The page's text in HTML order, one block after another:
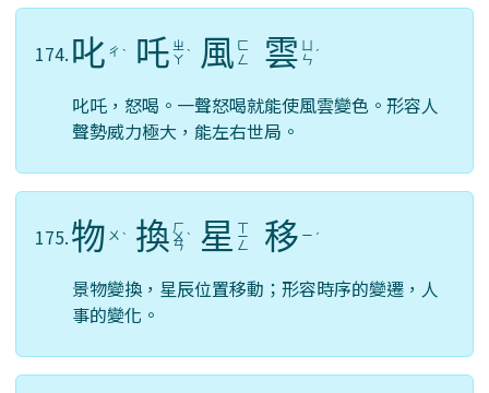
174. 叱 ㄔ ˋ 吒 ㄓ
ㄚ ˋ 風 ㄈ
ㄥ
雲 ㄣ ˊ
叱吒，怒喝。一聲怒喝就能使風雲變色。形容人
聲勢威力極大，能左右世局。
175.物 ㄨ ˋ 換 ㄏ
ㄨ
ㄢ
ˋ 星 ㄒ
ㄧ
ㄥ 移 ㄧ ˊ
景物變換，星辰位置移動；形容時序的變遷，人
事的變化。